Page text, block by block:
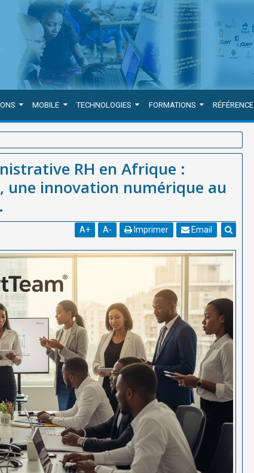
MOBILE TECHNOLOGIES FORMATIONS RÉFÉRENCE
de WEBGRAM, une innovation numérique au service de
RH en Afrique :
une innovation numérique au
A+ A- Imprimer Email